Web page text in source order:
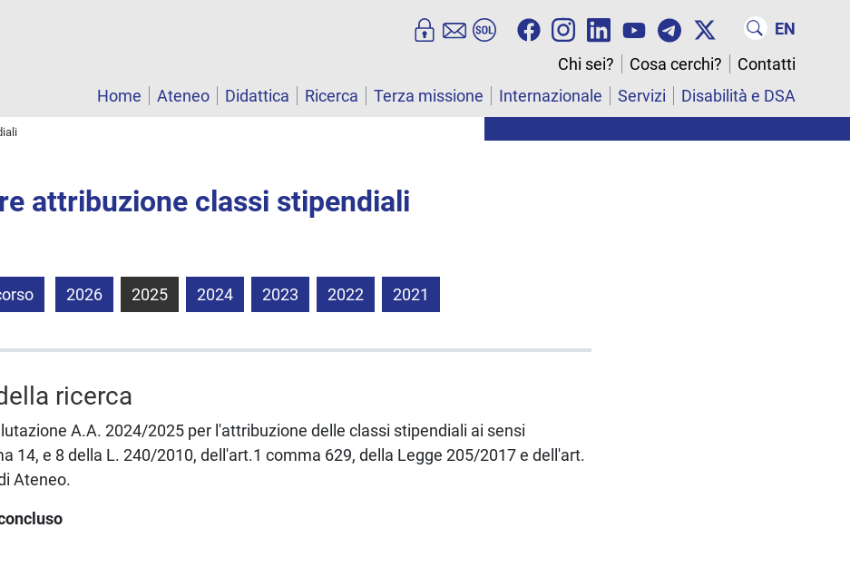
EN
Chi sei?
Cosa cerchi?
Contatti
Home
Ateneo Didattica Ricerca Terza missione Internazionale Servizi Disabilità e DSA
attribuzione classi stipendiali
2026 2025 2024 2023 2022 2021
ricerca
A.A. 2024/2025 per l'attribuzione delle classi stipendiali ai sensi
14, e 8 della L. 240/2010, dell'art.1 comma 629, della Legge 205/2017 e dell'art.
Ateneo.